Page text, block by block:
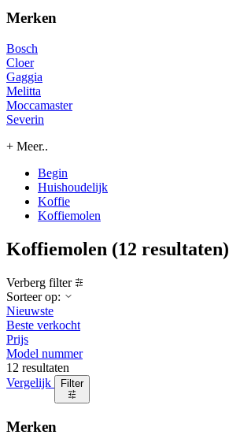
Merken
Bosch
Cloer
Gaggia
Melitta
Moccamaster
Severin
+ Meer..
Begin
Huishoudelijk
Koffie
Koffiemolen
Koffiemolen (12 resultaten)
Verberg filter
Sorteer op:
Nieuwste
Beste verkocht
Prijs
Model nummer
12 resultaten
Vergelijk
Filter
Merken